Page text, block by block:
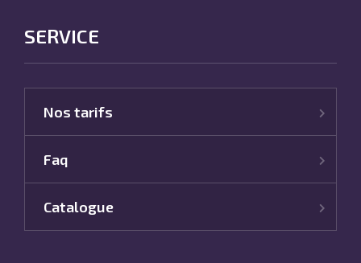
SERVICE
Nos tarifs
Faq
Catalogue